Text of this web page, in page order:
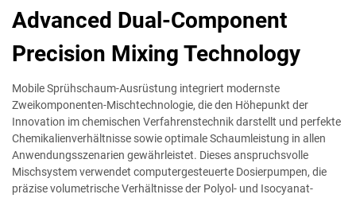
Advanced Dual-Component
Precision Mixing Technology
Mobile Sprühschaum-Ausrüstung integriert modernste
Zweikomponenten-Mischtechnologie, die den Höhepunkt der
Innovation im chemischen Verfahrenstechnik darstellt und perfekte
Chemikalienverhältnisse sowie optimale Schaumleistung in allen
Anwendungsszenarien gewährleistet. Dieses anspruchsvolle
Mischsystem verwendet computergesteuerte Dosierpumpen, die
präzise volumetrische Verhältnisse der Polyol- und Isocyanat-